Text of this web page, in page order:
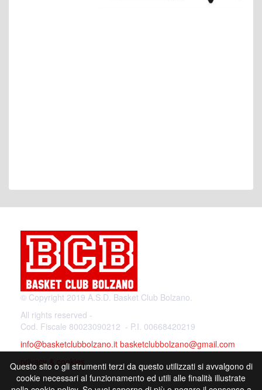
© Copyright 2019 A.S.D. Basket Club Bolzano.
All rights reserved -
Cod. Fiscale 80023090212 - P.I. 00668420219
info@basketclubbolzano.it basketclubbolzano@gmail.com
privacy & cookies
Questo sito o gli strumenti terzi da questo utilizzati si avvalgono di
cookie necessari al funzionamento ed utili alle finalità illustrate